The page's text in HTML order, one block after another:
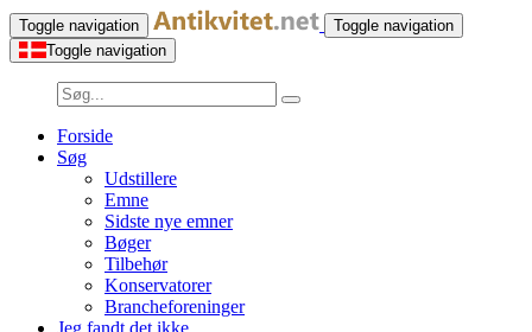
Toggle navigation
Toggle navigation
Toggle navigation
Forside
Søg
Udstillere
Emne
Sidste nye emner
Bøger
Tilbehør
Konservatorer
Brancheforeninger
Jeg fandt det ikke